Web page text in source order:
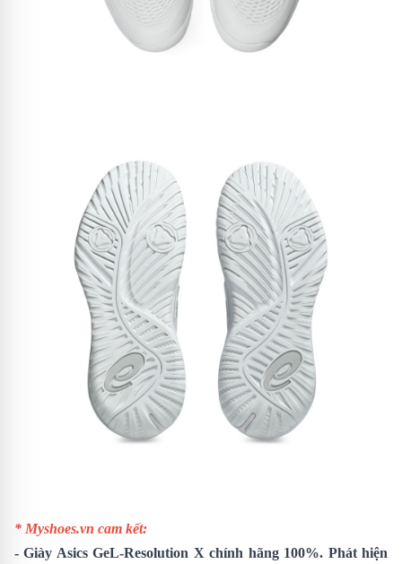
* Myshoes.vn cam kết:
-Giày Asics GeL-Resolution X chính hãng 100%. Phát hiện